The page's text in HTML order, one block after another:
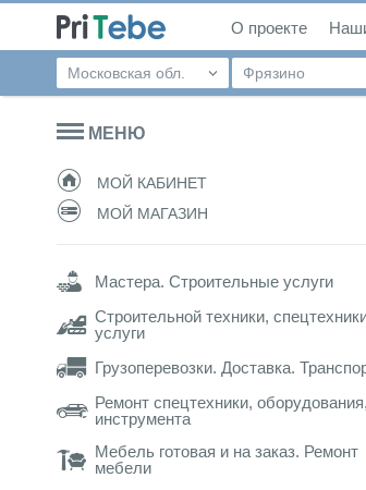
О проекте
Московская обл. Фрязино
МЕНЮ
МОЙ КАБИНЕТ
МОЙ МАГАЗИН
Мастера. Строительные услуги
Строительной техники,
услуги
Грузоперевозки. Доставка.
Ремонт спецтехники, оборудования,
инструмента
Мебель готовая и на заказ. Ремонт
мебели